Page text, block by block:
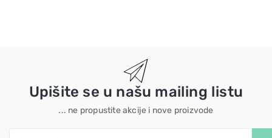
Upišite se u našu mailing listu
... ne propustite akcije i nove proizvode